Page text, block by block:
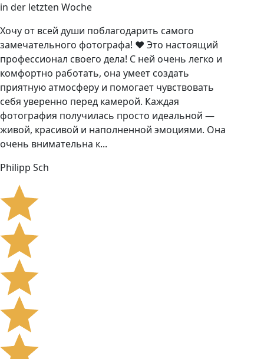
in der letzten Woche
Хочу от всей души поблагодарить самого
замечательного фотографа! ❤️ Это настоящий
профессионал своего дела! С ней очень легко и
комфортно работать, она умеет создать
приятную атмосферу и помогает чувствовать
себя уверенно перед камерой. Каждая
фотография получилась просто идеальной —
живой, красивой и наполненной эмоциями. Она
очень внимательна к...
Philipp Sch